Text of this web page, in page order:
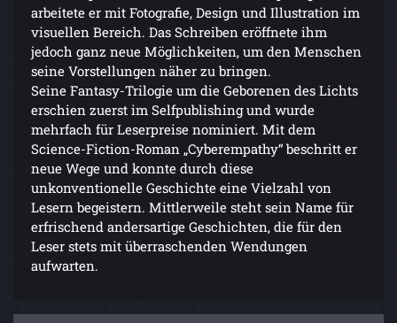
arbeitete er mit Fotografie, Design und Illustration im
visuellen Bereich. Das Schreiben eröffnete ihm
jedoch ganz neue Möglichkeiten, um den Menschen
seine Vorstellungen näher zu bringen.
Seine Fantasy-Trilogie um die Geborenen des Lichts
erschien zuerst im Selfpublishing und wurde
mehrfach für Leserpreise nominiert. Mit dem
Science-Fiction-Roman „Cyberempathy“ beschritt er
neue Wege und konnte durch diese
unkonventionelle Geschichte eine Vielzahl von
Lesern begeistern. Mittlerweile steht sein Name für
erfrischend andersartige Geschichten, die für den
Leser stets mit überraschenden Wendungen
aufwarten.